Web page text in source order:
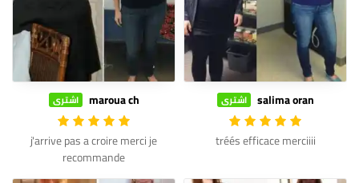
salima oran اشترى
tréés efficace merciiii
maroua ch اشترى
j'arrive pas a croire merci je
recommande